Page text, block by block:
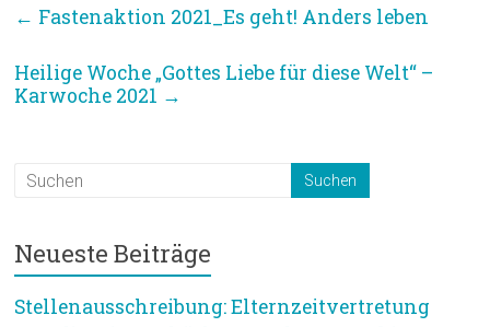
← Fastenaktion 2021_Es geht! Anders leben
Heilige Woche „Gottes Liebe für diese Welt“ –
Karwoche 2021 →
Neueste Beiträge
Stellenausschreibung: Elternzeitvertretung